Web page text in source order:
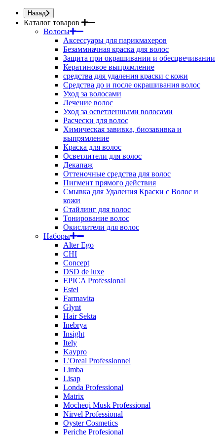
Назад
Каталог товаров
Волосы
Аксессуары для парикмахеров
Безаммиачная краска для волос
Защита при окрашивании и обесцвечивании
Кератиновое выпрямление
средства для удаления краски с кожи
Средства до и после окрашивания волос
Уход за волосами
Лечение волос
Уход за осветленными волосами
Расчески для волос
Химическая завивка, биозавивка и
выпрямление
Краска для волос
Осветлители для волос
Декапаж
Оттеночные средства для волос
Пигмент прямого действия
Смывка для Удаления Краски с Волос и
кожи
Стайлинг для волос
Тонирование волос
Окислители для волос
Наборы
Alter Ego
CHI
Concept
DSD de luxe
EPICA Professional
Estel
Farmavita
Glynt
Hair Sekta
Inebrya
Insight
Itely
Kaypro
L'Oreal Professionnel
Limba
Lisap
Londa Professional
Matrix
Mocheqi Musk Professional
Nirvel Professional
Oyster Cosmetics
Periche Profesional